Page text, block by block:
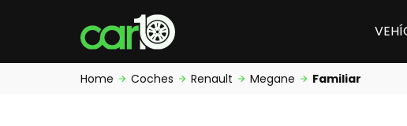
Home Coches Renault Megane Familiar